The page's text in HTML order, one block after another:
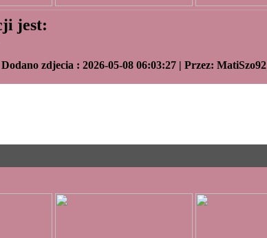
jest:
zdjecia : 2026-05-08 06:03:27 | Przez: MatiSzo92